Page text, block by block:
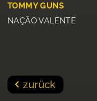
TOMMY GUNS
NAÇÃO VALENTE
zurück